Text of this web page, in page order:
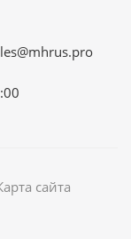
сайта